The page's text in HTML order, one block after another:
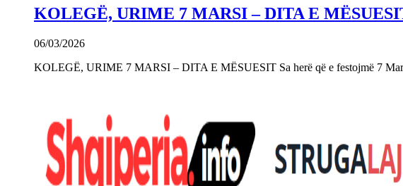
KOLEGË, URIME 7 MARSI – DITA E
06/03/2026
KOLEGË, URIME 7 MARSI – DITA E MËSUESIT Sa herë që e festojmë 7